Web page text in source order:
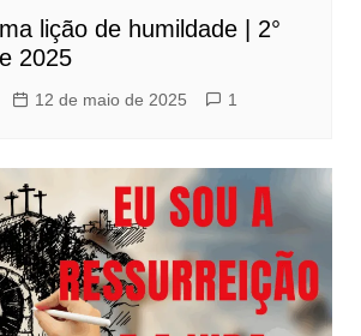
lição de humildade | 2°
2025
12 de maio de 2025 1